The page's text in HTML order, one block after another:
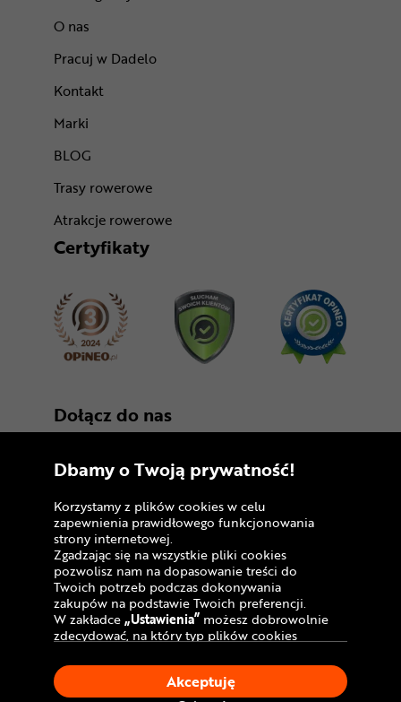
O nas
Pracuj w Dadelo
Kontakt
Marki
BLOG
Trasy rowerowe
Atrakcje rowerowe
Certyfikaty
Dołącz do nas
Copyright © 2005 - 2026
Polityka prywatności i zasady korzystania z
serwisu
Informacja o plikach cookies
Mapa witryny
Dbamy o Twoją prywatność!
Korzystamy z plików cookies w celu
zapewnienia prawidłowego funkcjonowania
strony internetowej.
Zgadzając się na wszystkie pliki cookies
pozwolisz nam na dopasowanie treści do
Twoich potrzeb podczas dokonywania
zakupów na podstawie Twoich preferencji.
W zakładce„Ustawienia” możesz dobrowolnie
zdecydować, na który typ plików cookies
Klikając„Akceptuję”, wyrażasz zgodę na
stosowanie ciasteczek zgodnie z ustawieniami
Akceptuję